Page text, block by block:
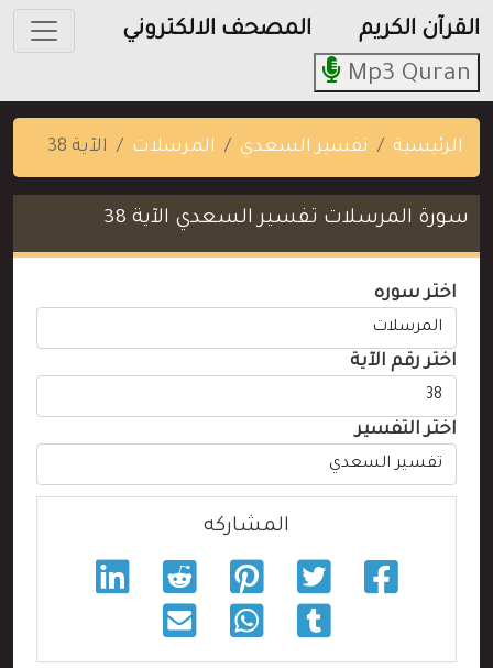
القرآن الكريم المصحف الالكتروني
Mp3 Quran
الرئيسية تفسير السعدي المرسلات الآية 38
سورة المرسلات تفسير السعدي الآية 38
اختر سوره
اختر رقم الآية
اختر التفسير
المشاركه